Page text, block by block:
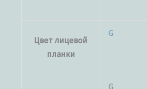
Цвет лицевой
планки
G
G